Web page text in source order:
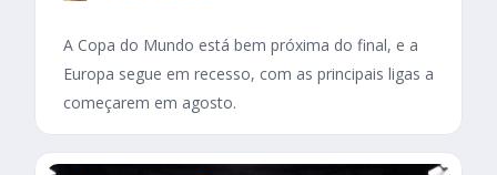
A Copa do Mundo está bem próxima do final, e a
Europa segue em recesso, com as principais ligas a
começarem em agosto.